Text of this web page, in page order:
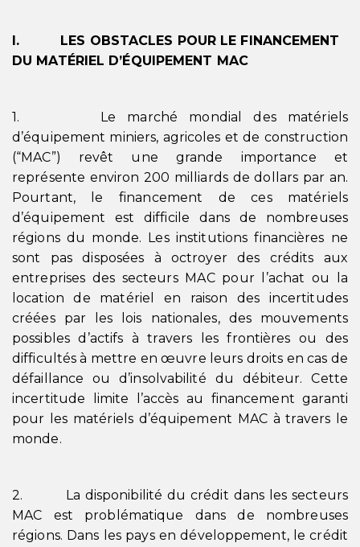
I. LES OBSTACLES POUR LE FINANCEMENT
DU MATÉRIEL D’ÉQUIPEMENT MAC
1. Le marché mondial des matériels
d’équipement miniers, agricoles et de construction
(“MAC”) revêt une grande importance et
représente environ 200 milliards de dollars par an.
Pourtant, le financement de ces matériels
d’équipement est difficile dans de nombreuses
régions du monde. Les institutions financières ne
sont pas disposées à octroyer des crédits aux
entreprises des secteurs MAC pour l’achat ou la
location de matériel en raison des incertitudes
créées par les lois nationales, des mouvements
possibles d’actifs à travers les frontières ou des
difficultés à mettre en œuvre leurs droits en cas de
défaillance ou d’insolvabilité du débiteur. Cette
incertitude limite l’accès au financement garanti
pour les matériels d’équipement MAC à travers le
monde.
2. La disponibilité du crédit dans les secteurs
MAC est problématique dans de nombreuses
régions. Dans les pays en développement, le crédit